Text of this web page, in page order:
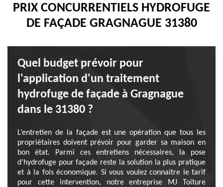
PRIX CONCURRENTIELS HYDROFUGE
DE FAÇADE GRAGNAGUE 31380
Quel budget prévoir pour
l'application d'un traitement
hydrofuge de façade à Gragnague
dans le 31380 ?
L’entretien de la façade est une opération que tous les
propriétaires doivent prévoir pour garder sa maison en
bon état. Parmi ces entretiens nécessaires, la pose
d’hydrofuge pour façade reste la solution la plus pratique
et à la fois économique. Si vous voulez connaitre le tarif
pour cette intervention, notre entreprise MJ Toiture